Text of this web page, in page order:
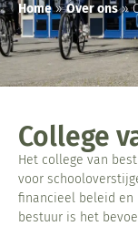
Home»Over ons»
College
Het college van
voor
financieel beleid en
bestuur is het